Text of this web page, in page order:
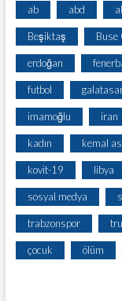
ab abd
Beşiktaş Buse
erdoğan
futbol
imamoğlu iran
kadın kemal
kovit-19 libya
sosyal medya
trabzonspor
çocuk ölüm